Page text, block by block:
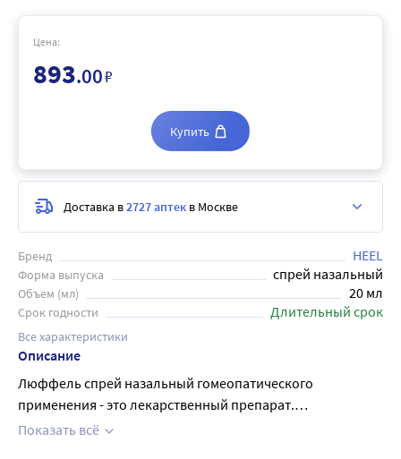
Бренд HEEL
Форма выпуска спрей назальный
Объем (мл) 20 мл
Срок годности Длительный срок
Все характеристики
Описание
Люффель спрей назальный гомеопатического
применения - это лекарственный препарат.
Гомеопатический препарат, действие которого
Показать всё
Цена:
893.00₽
Купить
Доставка в2727 аптек в Москве